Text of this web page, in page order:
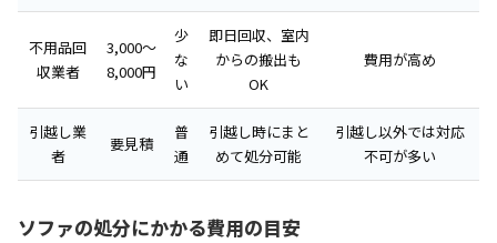
不用品回
収業者
3,000〜
8,000円
少
な
い
即日回収、室内
からの搬出も
OK
費用が高め
引越し業
者
要見積
普
通
引越し時にまと
めて処分可能
引越し以外では対応
不可が多い
ソファの処分にかかる費用の目安